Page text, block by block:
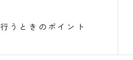
うときのポイント